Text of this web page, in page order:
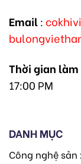
Email:
Thời gian
17:00 PM
DANH MỤC
Công nghệ sản